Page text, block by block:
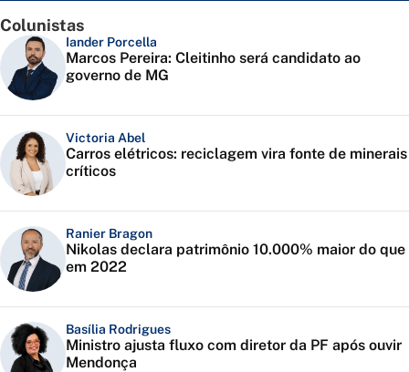
Colunistas
Iander Porcella
Marcos Pereira: Cleitinho será candidato ao
governo de MG
Victoria Abel
Carros elétricos: reciclagem vira fonte de minerais
críticos
Ranier Bragon
Nikolas declara patrimônio 10.000% maior do que
em 2022
Basília Rodrigues
Ministro ajusta fluxo com diretor da PF após ouvir
Mendonça